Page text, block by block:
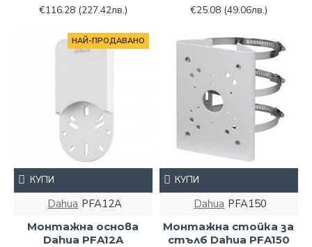
€116.28 (227.42лв.)
€25.08 (49.06лв.)
НАЙ-ПРОДАВАНО
Dahua PFA12A
Монтажна основа
Dahua PFA12A
КУПИ
Dahua PFA150
Монтажна стойка за
стълб Dahua PFA150
КУПИ